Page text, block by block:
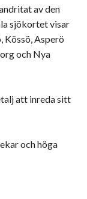
av den
sjökortet visar
Kössö, Asperö
och Nya
att inreda sitt
och höga